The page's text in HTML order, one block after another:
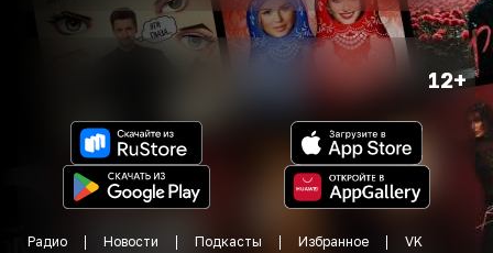
12+
Радио Новости Подкасты Избранное
VK